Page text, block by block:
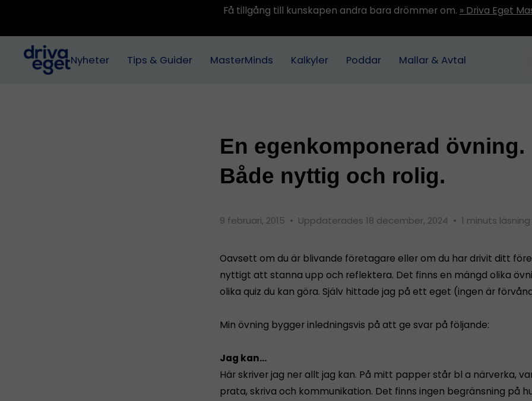
Få tillgång till kunskapen andra bara drömmer om. » Driva Eget
Nyheter Tips & Guider MasterMinds Kalkyler Poddar Mallar & Avtal
En egenkomponerad övning.
Både nyttig och rolig.
9 februari, 2015 • Uppdaterades 18 december, 2024 • 1 minuts läsning
Oavsett om du är blivande företagare eller om du har drivit ditt
nyttigt att stanna upp och reflektera. Det finns en mängd olika
olika quiz du kan göra. Själv hittade jag på ett eget (ingen är
Min övning bygger inledningsvis på att ge svar på följande:
Jag kan...
Här skriver jag ner allt jag kan. På mitt papper står bl a närverka,
prata, skriva och kommunikation. Det finns ingen begränsning på